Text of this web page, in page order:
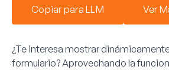
Copiar para LLM Ver
¿Te interesa mostrar
formulario? Aprovechando la